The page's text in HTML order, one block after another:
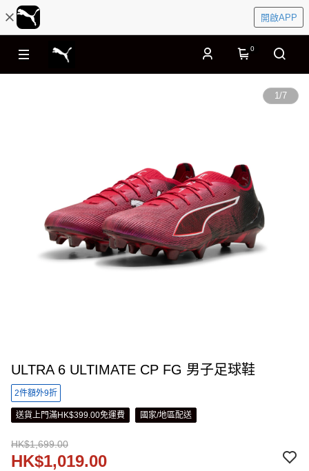
開啟APP
0
1/7
ULTRA 6 ULTIMATE CP FG 男子足球鞋
2件額外9折
送貨上門滿HK$399.00免運費 國家/地區配送
HK$1,699.00
HK$1,019.00